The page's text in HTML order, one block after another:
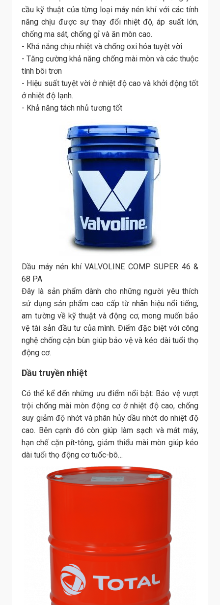
cầu kỹ thuật của từng loại máy nén khí với các tính
năng chịu được sự thay đổi nhiệt độ, áp suất lớn,
chống ma sát, chống gỉ và ăn mòn cao.
- Khả năng chịu nhiệt và chống oxi hóa tuyệt vời
- Tăng cường khả năng chống mài mòn và các thuộc
tính bôi trơn
- Hiệu suất tuyệt vời ở nhiệt độ cao và khởi động tốt
ở nhiệt độ lạnh.
- Khả năng tách nhủ tương tốt
Dầu máy nén khí VALVOLINE COMP SUPER 46 &
68 PA
Đây là sản phẩm dành cho những người yêu thích
sử dụng sản phẩm cao cấp từ nhãn hiệu nổi tiếng,
am tường về kỹ thuật và động cơ, mong muốn bảo
vệ tài sản đầu tư của mình. Điểm đặc biệt với công
nghệ chống cặn bùn giúp bảo vệ và kéo dài tuổi thọ
động cơ.
Dầu truyền nhiệt
Có thể kể đến những ưu điểm nổi bật: Bảo vệ vượt
trội chống mài mòn động cơ ở nhiệt độ cao, chống
suy giảm độ nhớt và phân hủy dầu nhớt do nhiệt độ
cao. Bên cạnh đó còn giúp làm sạch và mát máy,
hạn chế cặn pít-tông, giảm thiểu mài mòn giúp kéo
dài tuổi thọ động cơ tuốc-bô…